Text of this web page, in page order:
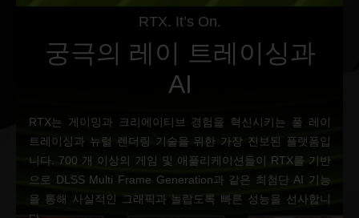
RTX. It’s On.
궁극의 레이 트레이싱과
AI
RTX는 게이밍과 크리에이티브 경험을 혁신시키는 풀 레이
트레이싱과 뉴럴 렌더링 기술을 위한 가장 진보된 플랫폼입
니다. 700 개 이상의 게임 및 애플리케이션들이 RTX를 기반
으로 DLSS Multi Frame Generation과 같은 최첨단 AI 기능
을 통해 사실적인 그래픽과 놀랍도록 빠른 성능을 선사합니